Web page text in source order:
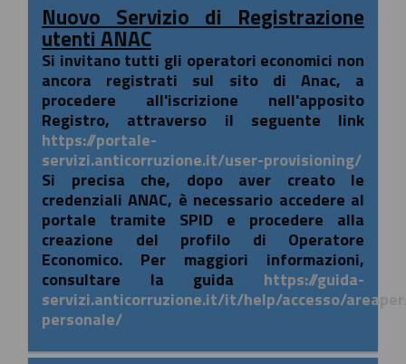
Nuovo Servizio di Registrazione
utenti ANAC
Si invitano tutti gli operatori economici non
ancora registrati sul sito di Anac, a
procedere all'iscrizione nell'apposito
Registro, attraverso il seguente link
https://portale-
servizi.anticorruzione.it/user-provisioning/
Si precisa che, dopo aver creato le
credenziali ANAC, è necessario accedere al
portale tramite SPID e procedere alla
creazione del profilo di Operatore
Economico. Per maggiori informazioni,
consultare la guida https://guida-
servizi.anticorruzione.it/it/help/accesso/
personale/